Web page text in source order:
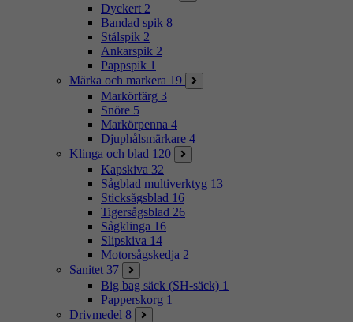
Dyckert 2
Bandad spik 8
Stålspik 2
Ankarspik 2
Pappspik 1
Märka och markera 19
Markörfärg 3
Snöre 5
Markörpenna 4
Djuphålsmärkare 4
Klinga och blad 120
Kapskiva 32
Sågblad multiverktyg 13
Sticksågsblad 16
Tigersågsblad 26
Sågklinga 16
Slipskiva 14
Motorsågskedja 2
Sanitet 37
Big bag säck (SH-säck) 1
Papperskorg 1
Drivmedel 8